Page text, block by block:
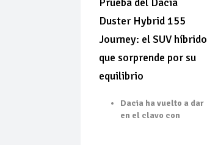
Duster Hybrid 155
Journey: el SUV híbrido
que sorprende por su
equilibrio
Dacia ha vuelto a dar
en el clavo con